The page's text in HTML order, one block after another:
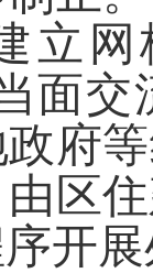
立
面交
府
区
开